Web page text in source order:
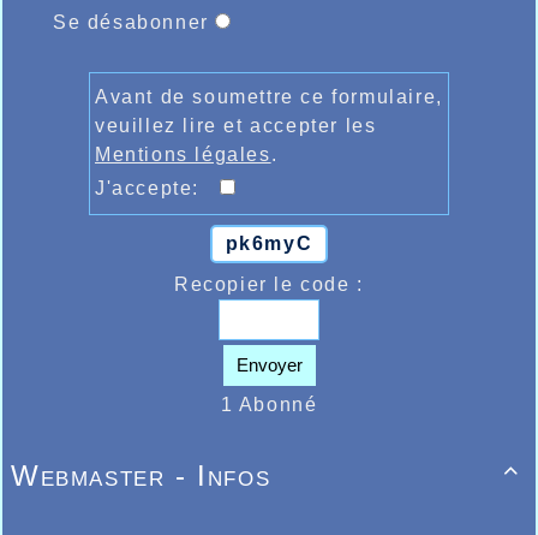
Se désabonner
Avant de soumettre ce formulaire,
veuillez lire et accepter les
Mentions légales.
J'accepte:
pk6myC
Recopier le code :
Envoyer
1 Abonné

Webmaster - Infos